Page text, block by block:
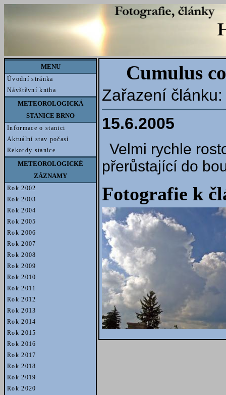
MENU
Úvodní stránka
Návštěvní kniha
METEOROLOGICKÁ
STANICE BRNO
Informace o stanici
Aktuální stav počasí
Rekordy stanice
METEOROLOGICKÉ
ZÁZNAMY
Rok 2002
Rok 2003
Rok 2004
Rok 2005
Rok 2006
Rok 2007
Rok 2008
Rok 2009
Rok 2010
Rok 2011
Rok 2012
Rok 2013
Rok 2014
Rok 2015
Rok 2016
Rok 2017
Rok 2018
Rok 2019
Rok 2020
Cumulus
Zařazení
15.6.2005
Velmi rychle
přerůstající do
Fotografie k